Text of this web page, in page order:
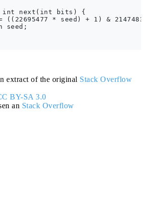
next(int bits) {
((22695477 * seed) + 1) &
seed;
extract of the original Stack Overflow
BY-SA 3.0
an Stack Overflow